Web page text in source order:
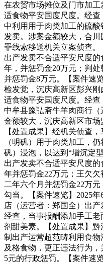
在农贸市场摊位及门市加
适食物平安国度尺度。经
中利用用于肉类加工的硫
发卖。涉案金额较大，合
罪线索移送机关立案侦查。
出产发卖不合适平安尺度
年，并惩罚金20万元；判
并惩罚金8万元。【案件速
检发觉，沉庆高新区彭兴
适食物平安国度尺度。经
中牟县豫弘斋牛羊肉商行
金额较大，沉庆高新区市场
【处置成果】经机关侦查
（明矾）用于肉类加工，
矾）浸泡，以达到“增沉定
出产发卖不合适平安尺度
年并惩罚金22万元；王欠
二年六个月并惩罚金22万
勾当。【案件速览】2025
店（运营者：郑国全）出产
经查，当事报酬添加手工
剂甜美素。【处置成果】
制出产运营超范畴利用食
及格食物，更正违法行为，
5元的行政惩罚。【案件速